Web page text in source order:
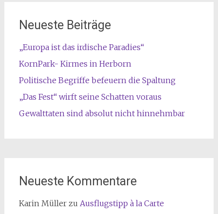
Neueste Beiträge
„Europa ist das irdische Paradies“
KornPark- Kirmes in Herborn
Politische Begriffe befeuern die Spaltung
„Das Fest“ wirft seine Schatten voraus
Gewalttaten sind absolut nicht hinnehmbar
Neueste Kommentare
Karin Müllerzu Ausflugstipp à la Carte